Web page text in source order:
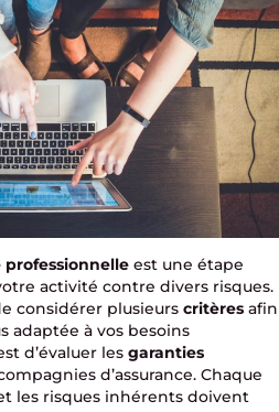
professionnelle est une étape
activité contre divers risques.
considérer plusieurs critères afin
adaptée à vos besoins
d’évaluer les garanties
d’assurance. Chaque
les risques inhérents doivent